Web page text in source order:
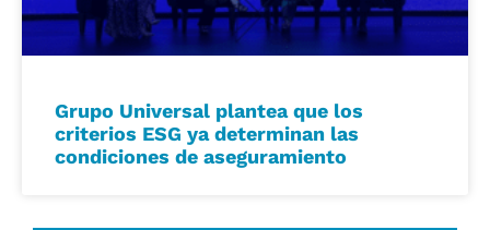
Grupo Universal plantea que los
criterios ESG ya determinan las
condiciones de aseguramiento